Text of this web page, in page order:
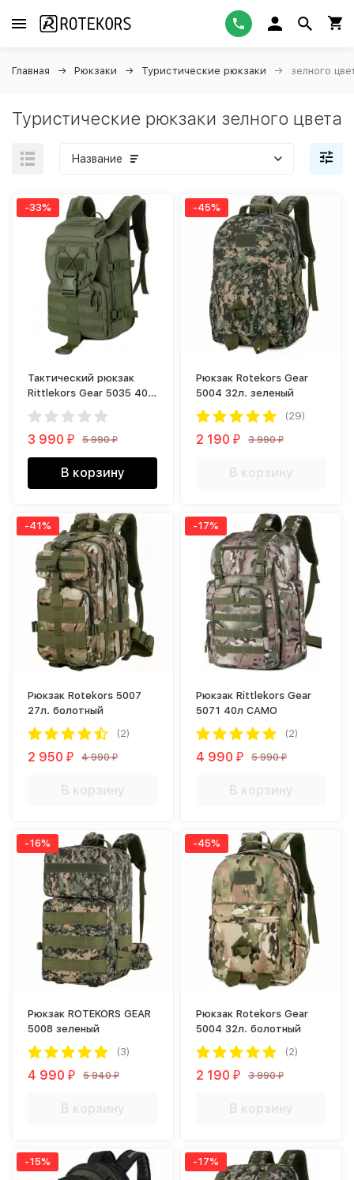
Главная Рюкзаки Туристические рюкзаки зелного
Туристические рюкзаки зелного цвета
Название
-33%
Тактический рюкзак
Rittlekors Gear 5035 40л
зеленый
3 990₽ 5 990₽
В корзину
-45%
Рюкзак Rotekors Gear
5004 32л. зеленый
(29)
2 190₽ 3 990₽
В корзину
-41%
Рюкзак Rotekors 5007
27л. болотный
(2)
2 950₽ 4 990₽
В корзину
-17%
Рюкзак Rittlekors Gear
5071 40л CAMO
(2)
4 990₽ 5 990₽
В корзину
-16%
Рюкзак ROTEKORS GEAR
5008 зеленый
(3)
4 990₽ 5 940₽
В корзину
-45%
Рюкзак Rotekors Gear
5004 32л. болотный
(2)
2 190₽ 3 990₽
В корзину
-15% -17%